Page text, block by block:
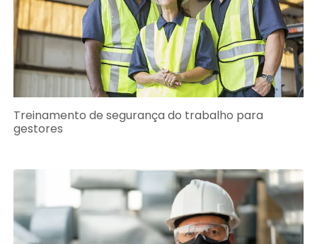
Treinamento de segurança do trabalho para
gestores